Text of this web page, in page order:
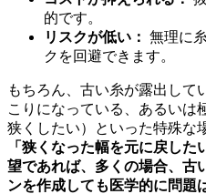
的です。
リスクが低い： 無理に
クを回避できます。
もちろん、古い糸が露出して
こりになっている、あるいは
狭くしたい）といった特殊な
「狭くなった幅を元に戻し
望であれば、多くの場合、古
ンを作成しても医学的に問題